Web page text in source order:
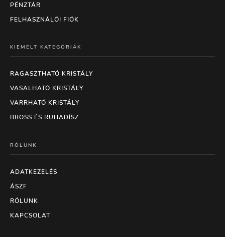
PÉNZTÁR
FELHASZNÁLÓI FIÓK
KIEMELT KATEGÓRIÁK
RAGASZTHATÓ KRISTÁLY
VASALHATÓ KRISTÁLY
VARRHATÓ KRISTÁLY
BROSS ÉS RUHADÍSZ
RÓLUNK
ADATKEZELÉS
ÁSZF
RÓLUNK
KAPCSOLAT